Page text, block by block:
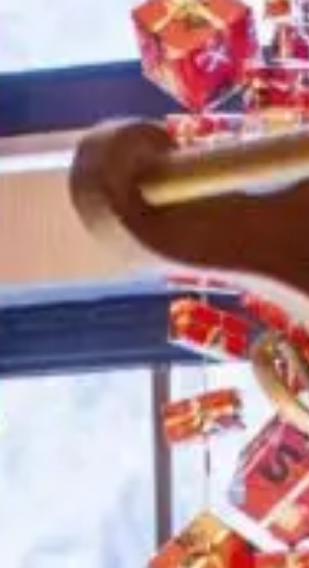
je dit jaar
Sinterklaas in Helmond is een
plek, hoe jong of oud je ook
al op het plein vóór het
Kasteel. Hier ademt alles de
Ben je eenmaal
je zo in een wonderlijke
ingerichte kamers.
pieten nemen je graag mee
en laten je alles zien. Een
Kasteel van Sinterklaas is
waard. Ieder kind, maar
mama’s, opa’s en oma’s,
hun grootste glimlach naar
zijn pieten? Die glunderen